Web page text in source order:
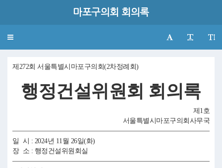
마포구의회 회의록
Toggle
제272회 서울특별시마포구의회(2차정례회)
행정건설위원회 회의록
제1호
서울특별시마포구의회사무국
일 시 : 2024년 11월 26일(화)
장 소 : 행정건설위원회실